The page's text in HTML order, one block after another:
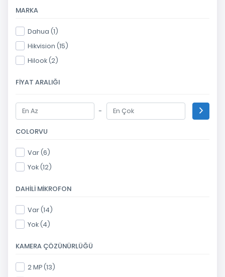
MARKA
Dahua (1)
Hikvision (15)
Hilook (2)
FIYAT ARALIĞI
-
COLORVU
Var (6)
Yok (12)
DAHILI MIKROFON
Var (14)
Yok (4)
KAMERA ÇÖZÜNÜRLÜĞÜ
2 MP (13)